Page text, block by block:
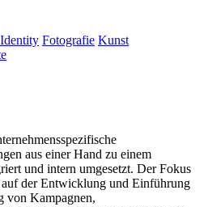
Fotografie Kunst
aus einer Hand zu einem
und intern umgesetzt. Der Fokus
der Entwicklung und Einführung
von Kampagnen,